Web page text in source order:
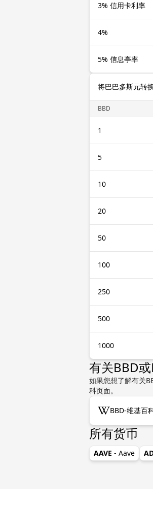
3% 信用卡利率
4%
5% 信息亭率
将巴巴多斯元转
BBD
1
5
10
20
50
100
250
500
1000
有关BBD
如果您想了解有关
科页面。
BBD-维基百
所有货币
AAVE - Aave